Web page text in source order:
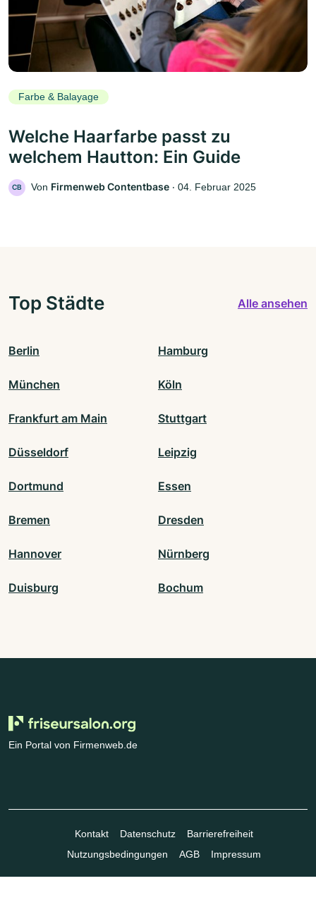
Farbe & Balayage
Welche Haarfarbe passt zu
welchem Hautton: Ein Guide
CB Von Firmenweb Contentbase ‧ 04. Februar 2025
Top Städte Alle ansehen
Berlin Hamburg
München Köln
Frankfurt am Main Stuttgart
Düsseldorf Leipzig
Dortmund Essen
Bremen Dresden
Hannover Nürnberg
Duisburg Bochum
Ein Portal von Firmenweb.de
Kontakt Datenschutz
Barrierefreiheit
Nutzungsbedingungen
AGB Impressum